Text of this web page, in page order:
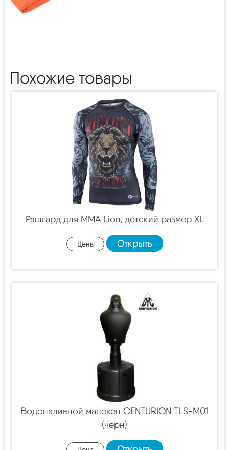
Похожие товары
Рашгард для MMA Lion, детский размер XL
Цена Открыть
Водоналивной манекен CENTURION TLS-M01
(черн)